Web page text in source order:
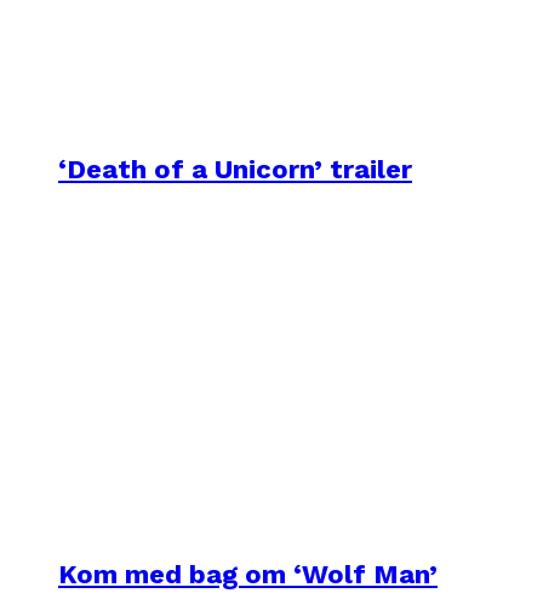
‘Death of a Unicorn’ trailer
Kom med bag om ‘Wolf Man’